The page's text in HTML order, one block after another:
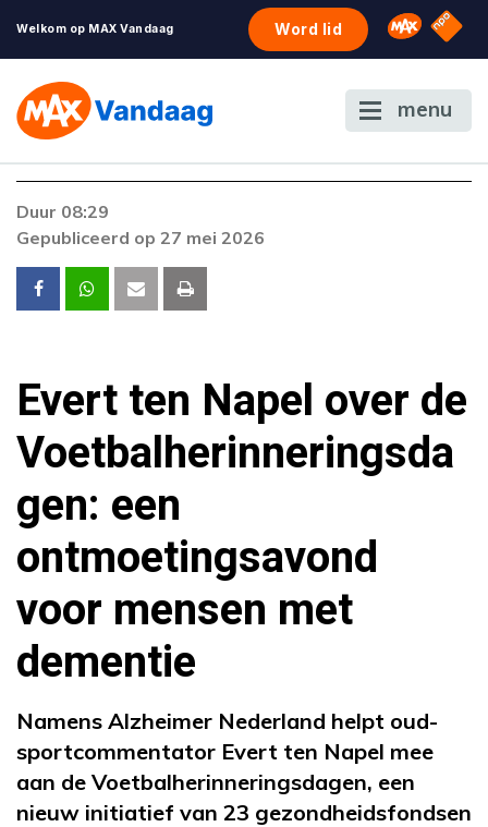
Welkom op MAX Vandaag Word lid Omroep
NPO
menu
Er is een licentie-fout opgetreden. Als het
contact op met onze klantenservice.
Duur 08:29
Gepubliceerd op 27 mei 2026
Evert ten Napel over de
Voetbalherinneringsda
gen: een
ontmoetingsavond
voor mensen met
dementie
Namens Alzheimer Nederland helpt oud-
sportcommentator Evert ten Napel mee
aan de Voetbalherinneringsdagen, een
nieuw initiatief van 23 gezondheidsfondsen